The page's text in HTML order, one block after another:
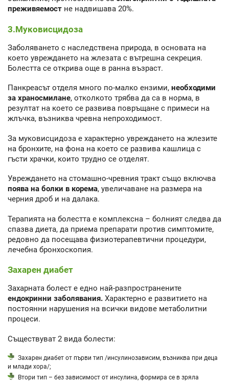
преживяемост не надвишава 20%.
3.Муковисцидоза
Заболяването с наследствена природа, в основата на
което увреждането на жлезата с вътрешна секреция.
Болестта се открива още в ранна възраст.
Панкреасът отделя много по-малко ензими, необходими
за храносмилане, отколкото трябва да са в норма, в
резултат на което се развива повръщане с примеси на
жлъчка, възниква чревна непроходимост.
За муковисцидоза е характерно увреждането на жлезите
на бронхите, на фона на което се развива кашлица с
гъсти храчки, които трудно се отделят.
Увреждането на стомашно-чревния тракт също включва
поява на болки в корема, увеличаване на размера на
черния дроб и на далака.
Терапията на болестта е комплексна – болният следва да
спазва диета, да приема препарати против симптомите,
редовно да посещава физиотерапевтични процедури,
лечебна бронхоскопия.
Захарен диабет
Захарната болест е едно най-разпространените
ендокринни заболявания. Характерно е развитието на
постоянни нарушения на всички видове метаболитни
процеси.
Съществуват 2 вида болести:
Захарен диабет от първи тип /инсулинозависим, възниква при деца
и млади хора/;
Втори тип – без зависимост от инсулина, формира се в зряла